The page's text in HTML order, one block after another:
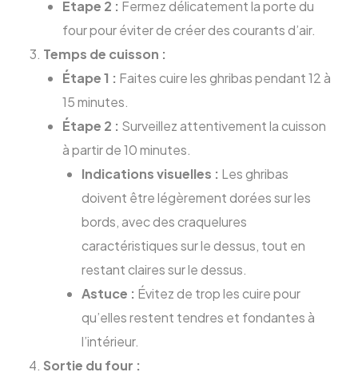
Étape 2 : Fermez délicatement la porte du
four pour éviter de créer des courants d’air.
Temps de cuisson :
Étape 1 : Faites cuire les ghribas pendant 12 à
15 minutes.
Étape 2 : Surveillez attentivement la cuisson
à partir de 10 minutes.
Indications visuelles : Les ghribas
doivent être légèrement dorées sur les
bords, avec des craquelures
caractéristiques sur le dessus, tout en
restant claires sur le dessus.
Astuce : Évitez de trop les cuire pour
qu’elles restent tendres et fondantes à
l’intérieur.
Sortie du four :